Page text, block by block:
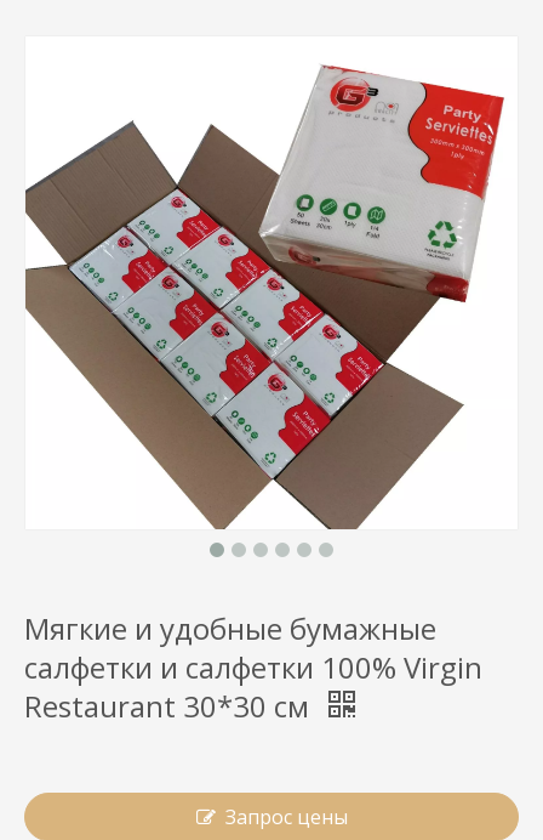
Мягкие и удобные бумажные
салфетки и салфетки 100% Virgin
Restaurant 30*30 см
Запрос цены